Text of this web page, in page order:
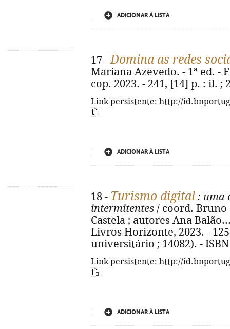
ADICIONAR À LISTA
17 -Domina as redes
Mariana Azevedo. - 1ª ed. -
cop. 2023. - 241, [14] p. : il. ;
Link persistente: http://
ADICIONAR À LISTA
18 - Turismo digital : uma
intermitentes / coord. Bruno
Castela ; autores Ana
Livros Horizonte, 2023. -
universitário ; 14082). - ISBN
Link persistente: http://
ADICIONAR À LISTA